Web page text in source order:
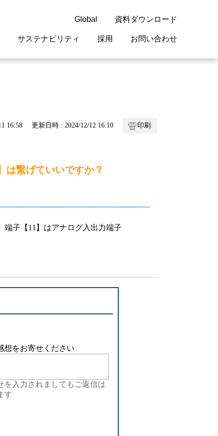
Global
閉じる
資料ダウンロード
保全
備
ション
サステナビリティ 採用 お問い合わせ
16:58 更新日時 : 2024/12/12 16:10 印刷
は繋げていいですか？
子【11】はアナログ入出力端子
想をお寄せください
を入力されましてもご返信は
す